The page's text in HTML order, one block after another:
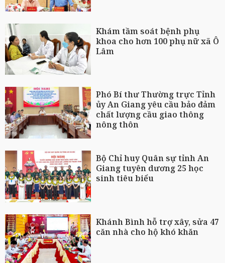
Khám tầm soát bệnh phụ
khoa cho hơn 100 phụ nữ xã Ô
Lâm
Phó Bí thư Thường trực Tỉnh
ủy An Giang yêu cầu bảo đảm
chất lượng cầu giao thông
nông thôn
Bộ Chỉ huy Quân sự tỉnh An
Giang tuyên dương 25 học
sinh tiêu biểu
Khánh Bình hỗ trợ xây, sửa 47
căn nhà cho hộ khó khăn